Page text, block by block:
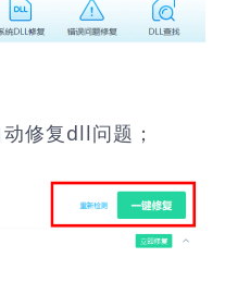
修复dll问题；